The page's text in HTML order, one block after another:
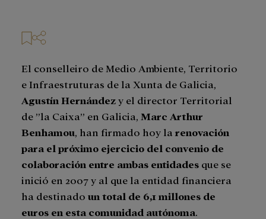
El conselleiro de Medio Ambiente, Territorio
e Infraestruturas de la Xunta de Galicia,
Agustín Hernándezy el director Territorial
de ”la Caixa” en Galicia, Marc Arthur
Benhamou, han firmado hoy la renovación
para el próximo ejercicio del convenio de
colaboración entre ambas entidades que se
inició en 2007 y al que la entidad financiera
ha destinado un total de 6,1 millones de
euros en esta comunidad autónoma.